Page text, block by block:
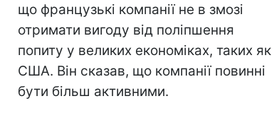
що французькі компанії не в змозі
отримати вигоду від поліпшення
попиту у великих економіках, таких як
США. Він сказав, що компанії повинні
бути більш активними.